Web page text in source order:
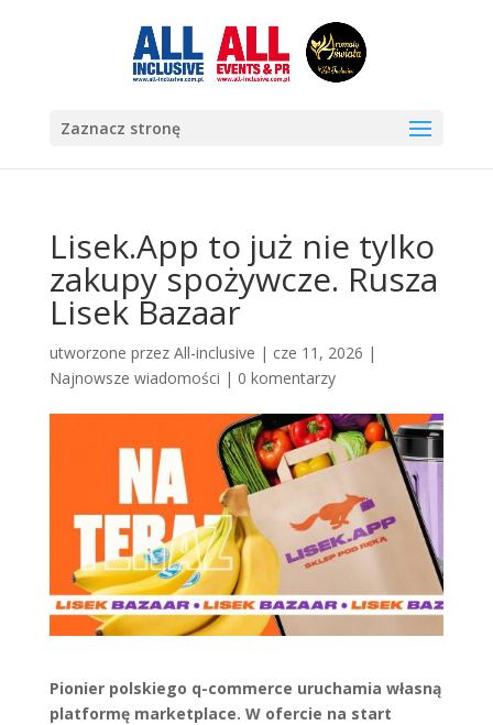
Zaznacz stronę
Lisek.App to już nie tylko
zakupy spożywcze. Rusza
Lisek Bazaar
utworzone przez All-inclusive | cze 11, 2026 |
Najnowsze wiadomości | 0 komentarzy
Pionier polskiego q-commerce uruchamia własną
platformę marketplace. W ofercie na start